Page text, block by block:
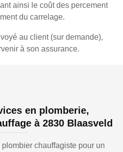
ainsi le coût des percement
du carrelage.
au client (sur demande),
à son assurance.
en plomberie,
à 2830 Blaasveld
chauffagiste pour un